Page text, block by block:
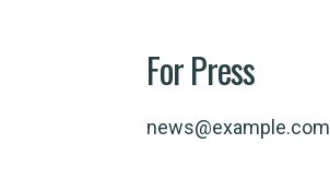
For Press
news@example.com